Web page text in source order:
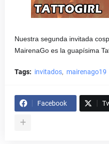
Nuestra segunda invitada
MairenaGo es la guapísima
Tags: invitados mairenago19
Facebook